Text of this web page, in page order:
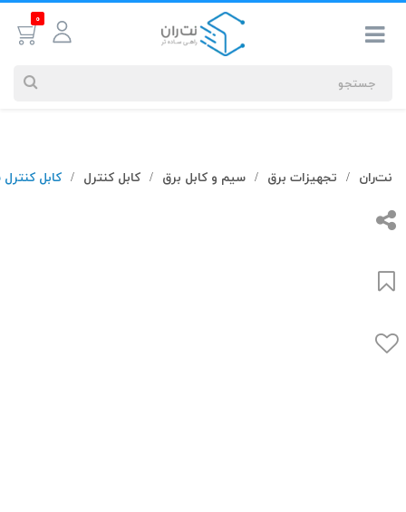
0
جستجوهای
شما
#کابل شبکه
بیشترین
جستجوهای
#کابل شبکه
نت‌ران / تجهیزات برق / سیم و کابل برق / کابل کنترل / کابل کنترل شیلددار